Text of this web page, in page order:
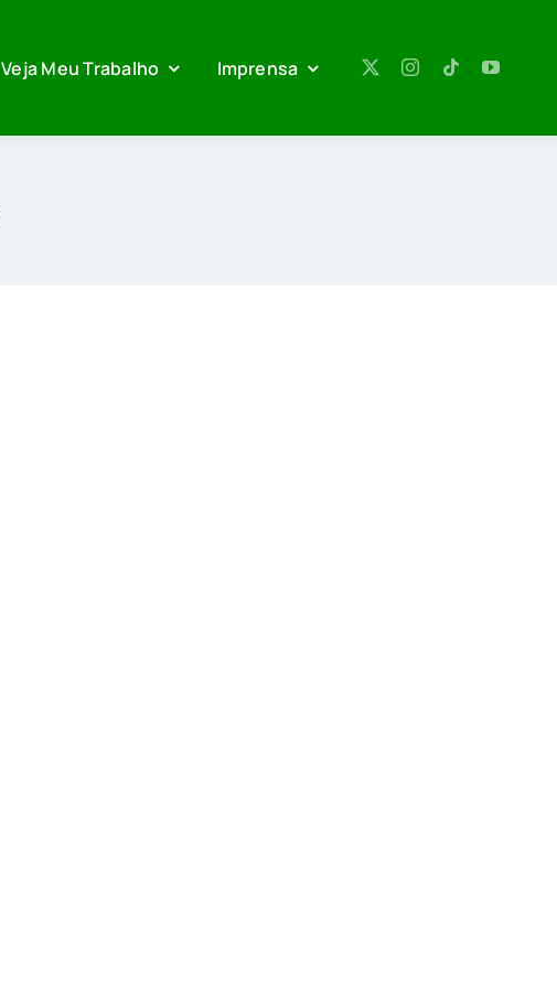
Veja Meu Trabalho Imprensa